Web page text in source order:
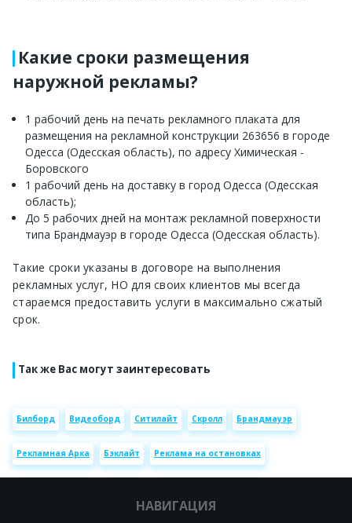
Какие сроки размещения
наружной рекламы?
1 рабочий день на печать рекламного плаката для
размещения на рекламной конструкции 263656 в городе
Одесса (Одесская область), по адресу Химическая -
Боровского
1 рабочий день на доставку в город Одесса (Одесская
область);
До 5 рабочих дней на монтаж рекламной поверхности
типа Брандмауэр в городе Одесса (Одесская область).
Такие сроки указаны в договоре на выполнения
рекламных услуг, НО для своих клиентов мы всегда
стараемся предоставить услуги в максимально сжатый
срок.
Так же Вас могут заинтересовать
Билборд Видеоборд Ситилайт Скролл Брандмауэр
Рекламная Арка Бэклайт Реклама на остановках
НАВИГАЦИЯ